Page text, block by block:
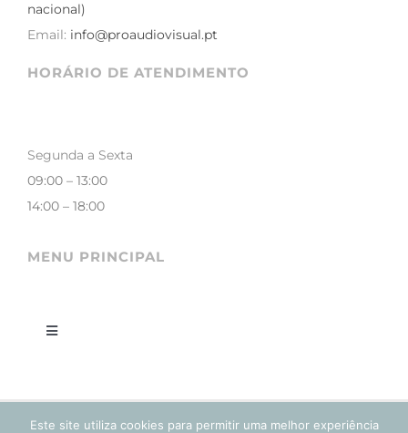
nacional)
Email: info@proaudiovisual.pt
HORÁRIO DE ATENDIMENTO
Segunda a Sexta
09:00 – 13:00
14:00 – 18:00
MENU PRINCIPAL
Toggle
Este site utiliza cookies para permitir uma melhor experiência